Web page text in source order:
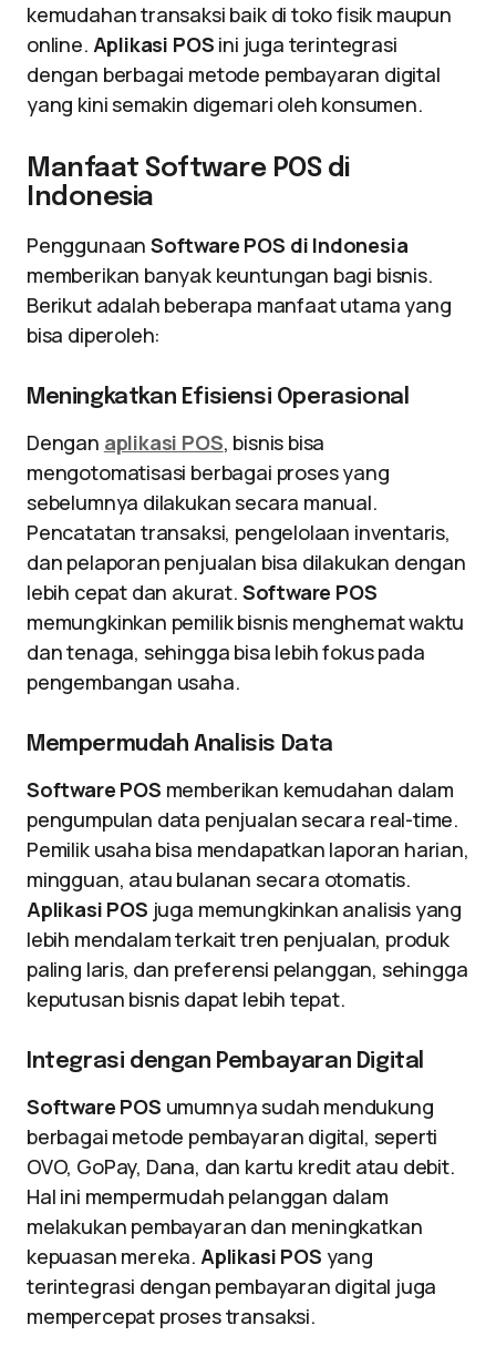
kemudahan transaksi baik di toko fisik maupun
online. Aplikasi POS ini juga terintegrasi
dengan berbagai metode pembayaran digital
yang kini semakin digemari oleh konsumen.
Manfaat Software POS di
Indonesia
PenggunaanSoftware POS di Indonesia
memberikan banyak keuntungan bagi bisnis.
Berikut adalah beberapa manfaat utama yang
bisa diperoleh:
Meningkatkan Efisiensi Operasional
Dengan aplikasi POS, bisnis bisa
mengotomatisasi berbagai proses yang
sebelumnya dilakukan secara manual.
Pencatatan transaksi, pengelolaan inventaris,
dan pelaporan penjualan bisa dilakukan dengan
lebih cepat dan akurat. Software POS
memungkinkan pemilik bisnis menghemat waktu
dan tenaga, sehingga bisa lebih fokus pada
pengembangan usaha.
Mempermudah Analisis Data
Software POS memberikan kemudahan dalam
pengumpulan data penjualan secara real-time.
Pemilik usaha bisa mendapatkan laporan harian,
mingguan, atau bulanan secara otomatis.
Aplikasi POS juga memungkinkan analisis yang
lebih mendalam terkait tren penjualan, produk
paling laris, dan preferensi pelanggan, sehingga
keputusan bisnis dapat lebih tepat.
Integrasi dengan Pembayaran Digital
Software POS umumnya sudah mendukung
berbagai metode pembayaran digital, seperti
OVO, GoPay, Dana, dan kartu kredit atau debit.
Hal ini mempermudah pelanggan dalam
melakukan pembayaran dan meningkatkan
kepuasan mereka. Aplikasi POS yang
terintegrasi dengan pembayaran digital juga
mempercepat proses transaksi.